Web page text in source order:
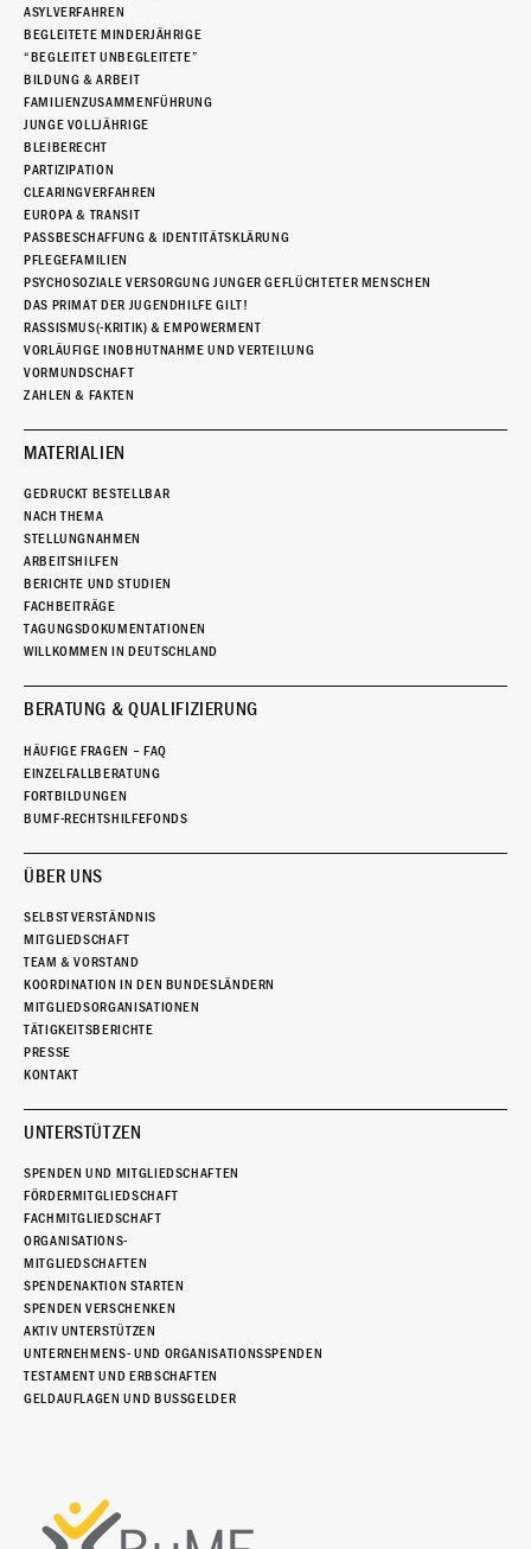
ASYLVERFAHREN
BEGLEITETE MINDERJÄHRIGE
“BEGLEITET UNBEGLEITETE”
BILDUNG & ARBEIT
FAMILIENZUSAMMENFÜHRUNG
JUNGE VOLLJÄHRIGE
BLEIBERECHT
PARTIZIPATION
CLEARINGVERFAHREN
EUROPA & TRANSIT
PASSBESCHAFFUNG & IDENTITÄTSKLÄRUNG
PFLEGEFAMILIEN
PSYCHOSOZIALE VERSORGUNG JUNGER GEFLÜCHTETER MENSCHEN
DAS PRIMAT DER JUGENDHILFE GILT!
RASSISMUS(-KRITIK) & EMPOWERMENT
VORLÄUFIGE INOBHUTNAHME UND VERTEILUNG
VORMUNDSCHAFT
ZAHLEN & FAKTEN
MATERIALIEN
GEDRUCKT BESTELLBAR
NACH THEMA
STELLUNGNAHMEN
ARBEITSHILFEN
BERICHTE UND STUDIEN
FACHBEITRÄGE
TAGUNGSDOKUMENTATIONEN
WILLKOMMEN IN DEUTSCHLAND
BERATUNG & QUALIFIZIERUNG
HÄUFIGE FRAGEN – FAQ
EINZELFALLBERATUNG
FORTBILDUNGEN
BUMF-RECHTSHILFEFONDS
ÜBER UNS
SELBSTVERSTÄNDNIS
MITGLIEDSCHAFT
TEAM & VORSTAND
KOORDINATION IN DEN BUNDESLÄNDERN
MITGLIEDSORGANISATIONEN
TÄTIGKEITSBERICHTE
PRESSE
KONTAKT
UNTERSTÜTZEN
SPENDEN UND MITGLIEDSCHAFTEN
FÖRDERMITGLIEDSCHAFT
FACHMITGLIEDSCHAFT
ORGANISATIONS-
MITGLIEDSCHAFTEN
SPENDENAKTION STARTEN
SPENDEN VERSCHENKEN
AKTIV UNTERSTÜTZEN
UNTERNEHMENS- UND ORGANISATIONSSPENDEN
TESTAMENT UND ERBSCHAFTEN
GELDAUFLAGEN UND BUSSGELDER